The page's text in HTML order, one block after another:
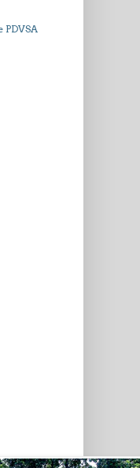
PDVSA